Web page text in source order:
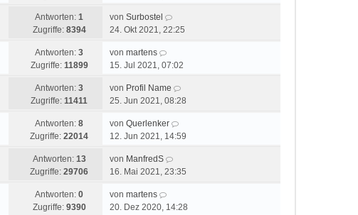
Antworten: 1
Zugriffe: 8394
von Surbostel
24. Okt 2021, 22:25
Antworten: 3
Zugriffe: 11899
von martens
15. Jul 2021, 07:02
Antworten: 3
Zugriffe: 11411
von Profil Name
25. Jun 2021, 08:28
Antworten: 8
Zugriffe: 22014
von Querlenker
12. Jun 2021, 14:59
Antworten: 13
Zugriffe: 29706
von ManfredS
16. Mai 2021, 23:35
Antworten: 0
Zugriffe: 9390
von martens
20. Dez 2020, 14:28